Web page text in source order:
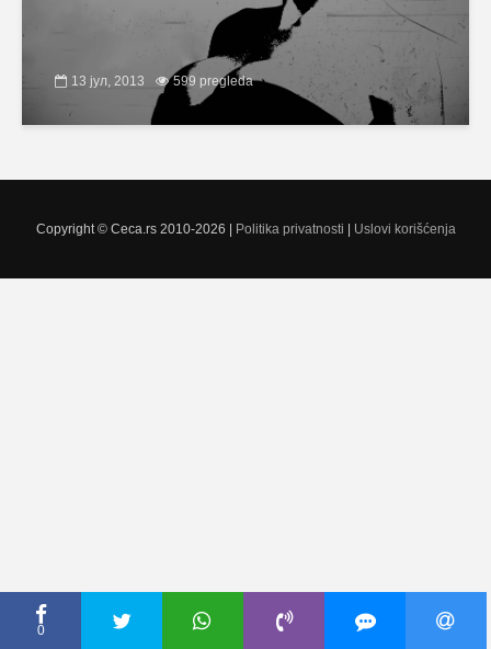
13 јул, 2013 599 pregleda
Copyright © Ceca.rs 2010-2026 | Politika privatnosti Uslovi korišćenja
0